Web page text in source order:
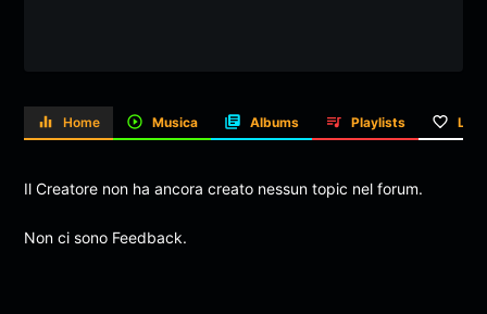
Home Musica Albums Playlists
Il Creatore non ha ancora creato nessun topic nel forum.
Non ci sono Feedback.